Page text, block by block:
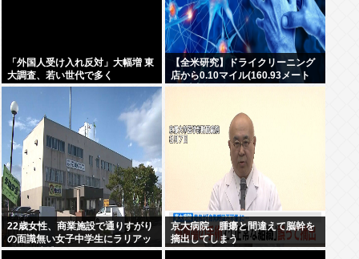
「外国人受け入れ反対」大幅増 東
大調査、若い世代で多く
【全米研究】ドライクリーニング
店から0.10マイル(160.93メート
ル)以内に住んでいる人は、4~5マ
比べて、歩行障害を伴うパーキン
ソン病になる確率が23%高い
22歳女性、商業施設で通りすがり
の面識無い女子中学生にラリアッ
トして逮捕される
京大病院、腫瘍と間違えて脳幹を
摘出してしまう